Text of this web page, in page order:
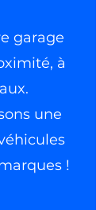
garage
à
une
!